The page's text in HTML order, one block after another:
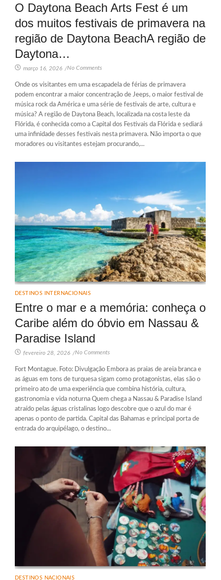
O Daytona Beach Arts Fest é um
dos muitos festivais de primavera na
região de Daytona BeachA região de
Daytona…
março 16, 2026 /No Comments
Onde os visitantes em uma escapadela de férias de primavera
podem encontrar a maior concentração de Jeeps, o maior festival de
música rock da América e uma série de festivais de arte, cultura e
música? A região de Daytona Beach, localizada na costa leste da
Flórida, é conhecida como a Capital dos Festivais da Flórida e sediará
uma infinidade desses festivais nesta primavera. Não importa o que
moradores ou visitantes estejam procurando,...
DESTINOS INTERNACIONAIS
Entre o mar e a memória: conheça o
Caribe além do óbvio em Nassau &
Paradise Island
fevereiro 28, 2026 /No Comments
Fort Montague. Foto: Divulgação Embora as praias de areia branca e
as águas em tons de turquesa sigam como protagonistas, elas são o
primeiro ato de uma experiência que combina história, cultura,
gastronomia e vida noturna Quem chega a Nassau & Paradise Island
atraído pelas águas cristalinas logo descobre que o azul do mar é
apenas o ponto de partida. Capital das Bahamas e principal porta de
entrada do arquipélago, o destino...
DESTINOS NACIONAIS